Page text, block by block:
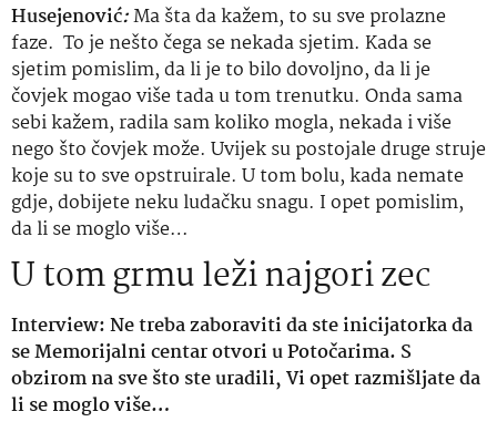
Husejenović:Ma šta da kažem, to su sve prolazne
faze. To je nešto čega se nekada sjetim. Kada se
sjetim pomislim, da li je to bilo dovoljno, da li je
čovjek mogao više tada u tom trenutku. Onda sama
sebi kažem, radila sam koliko mogla, nekada i više
nego što čovjek može. Uvijek su postojale druge struje
koje su to sve opstruirale. U tom bolu, kada nemate
gdje, dobijete neku ludačku snagu. I opet pomislim,
da li se moglo više…
U tom grmu leži najgori zec
Interview:Ne treba zaboraviti da ste inicijatorka da
se Memorijalni centar otvori u Potočarima. S
obzirom na sve što ste uradili, Vi opet razmišljate da
li se moglo više…